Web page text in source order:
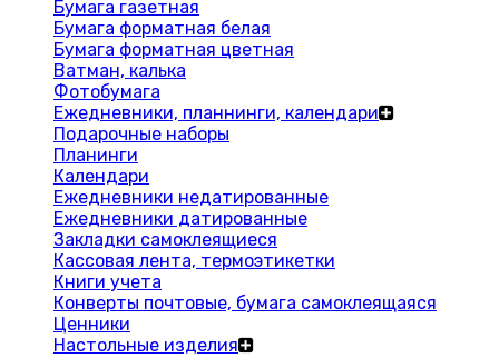
Бумага газетная
Бумага форматная белая
Бумага форматная цветная
Ватман, калька
Фотобумага
Ежедневники, планнинги, календари
Подарочные наборы
Планинги
Календари
Ежедневники недатированные
Ежедневники датированные
Закладки самоклеящиеся
Кассовая лента, термоэтикетки
Книги учета
Конверты почтовые, бумага самоклеящаяся
Ценники
Настольные изделия